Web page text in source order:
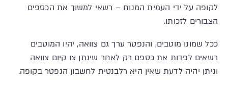
לקופה על ידי העמית המנוח – רשאי למשוך את הכספים
הצבורים לזכותו.
ככל שמונו מוטבים, והנפטר ערך גם צוואה, יהיו המוטבים
רשאים לפדות את כספם רק לאחר שינתן צו קיום צוואה
וניתן יהיה לדעת שאין היא רלבנטית לחשבון הנפטר בקופה.